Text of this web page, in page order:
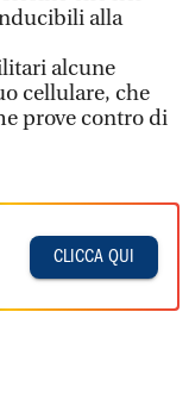
alla
alcune
cellulare, che
prove contro di
CLICCA QUI